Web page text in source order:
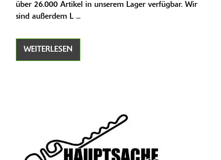
über 26.000 Artikel in unserem Lager verfügbar. Wir
sind außerdem L ...
WEITERLESEN